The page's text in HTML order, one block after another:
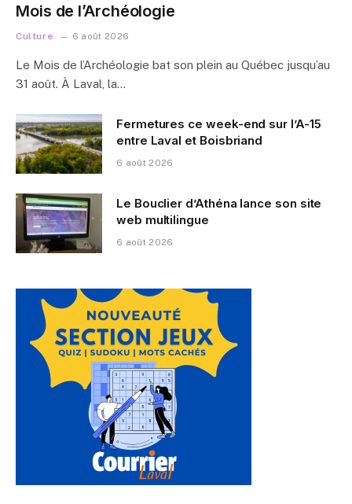
Mois de l’Archéologie
Culture 6 août 2026
Le Mois de l’Archéologie bat son plein au Québec jusqu’au
31 août. À Laval, la…
Fermetures ce week-end sur l’A-15
entre Laval et Boisbriand
6 août 2026
Le Bouclier d’Athéna lance son site
web multilingue
6 août 2026